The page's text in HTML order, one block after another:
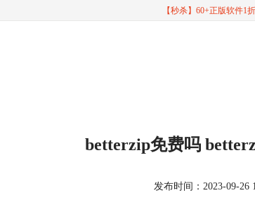
【秒杀】60+正版软件1
betterzip免费吗
发布时间：2023-09-26